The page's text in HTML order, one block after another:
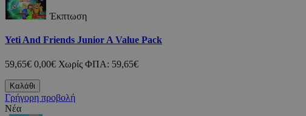
Έκπτωση
Yeti And Friends Junior A Value Pack
59,65€ 0,00€ Χωρίς ΦΠΑ: 59,65€
Καλάθι
Γρήγορη προβολή
Νέα